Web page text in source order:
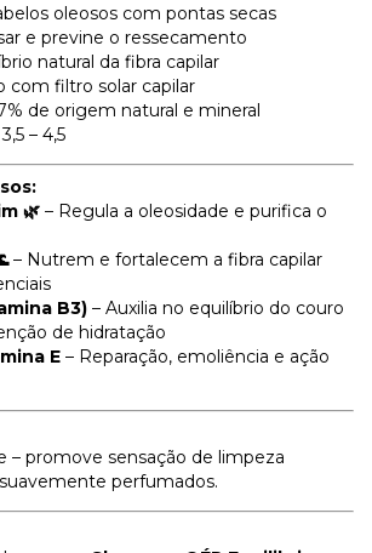
oleosos com pontas secas
e previne o ressecamento
natural da fibra capilar
filtro solar capilar
de origem natural e mineral
– 4,5
🌿 – Regula a oleosidade e purifica o
– Nutrem e fortalecem a fibra capilar
B3) – Auxilia no equilíbrio do couro
de hidratação
E – Reparação, emoliência e ação
– promove sensação de limpeza
perfumados.